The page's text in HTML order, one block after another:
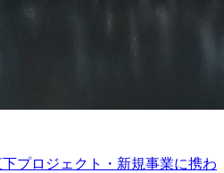
プロジェクト・新規事業に携わ